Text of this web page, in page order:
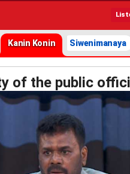
Kanin Konin Siwenimanaya
of the public